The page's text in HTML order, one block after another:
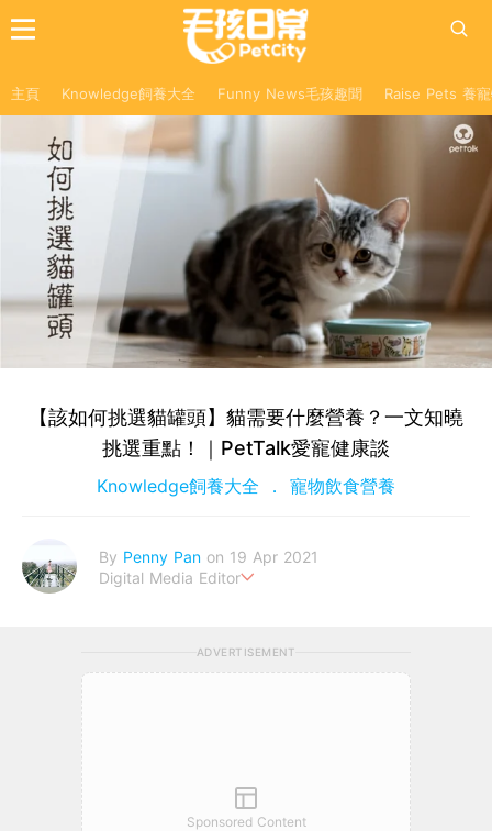
主頁 Knowledge飼養大全 Funny News毛孩趣聞 Raise Pets 養
【該如何挑選貓罐頭】貓需要什麼營養？一文知曉
挑選重點！｜PetTalk愛寵健康談
Knowledge飼養大全 寵物飲食營養
By Penny Pan on 19 Apr 2021
Digital Media Editor
ADVERTISEMENT
Sponsored Content